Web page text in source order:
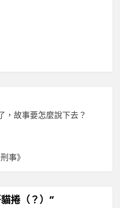
，故事要怎麼說下去？
事》
捲（？）”